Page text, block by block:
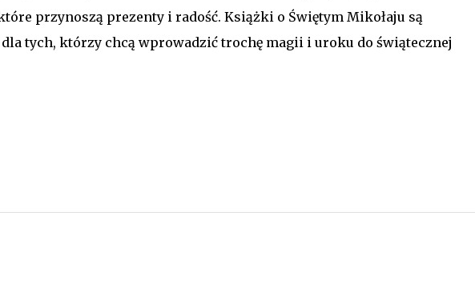
przynoszą prezenty i radość. Książki o Świętym Mikołaju są
tych, którzy chcą wprowadzić trochę magii i uroku do świątecznej